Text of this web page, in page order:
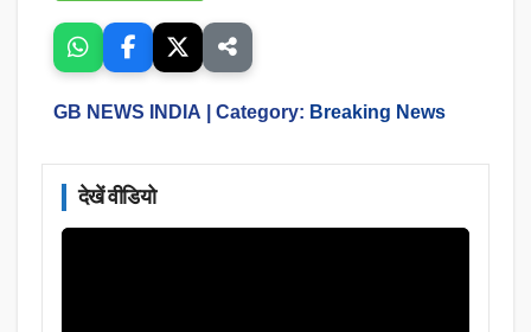
GB NEWS INDIA | Category: Breaking News
देखें वीडियो